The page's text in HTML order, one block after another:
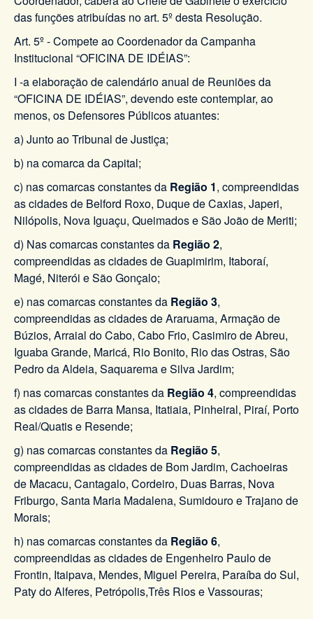
das funções atribuídas no art. 5º desta Resolução.
Art. 5º - Compete ao Coordenador da Campanha
Institucional “OFICINA DE IDÉIAS”:
I -a elaboração de calendário anual de Reuniões da
“OFICINA DE IDÉIAS”, devendo este contemplar, ao
menos, os Defensores Públicos atuantes:
a) Junto ao Tribunal de Justiça;
b) na comarca da Capital;
c) nas comarcas constantes da Região 1, compreendidas
as cidades de Belford Roxo, Duque de Caxias, Japeri,
Nilópolis, Nova Iguaçu, Queimados e São João de Meriti;
d) Nas comarcas constantes da Região 2,
compreendidas as cidades de Guapimirim, Itaboraí,
Magé, Niterói e São Gonçalo;
e) nas comarcas constantes da Região 3,
compreendidas as cidades de Araruama, Armação de
Búzios, Arraial do Cabo, Cabo Frio, Casimiro de Abreu,
Iguaba Grande, Maricá, Rio Bonito, Rio das Ostras, São
Pedro da Aldeia, Saquarema e Silva Jardim;
f) nas comarcas constantes da Região 4, compreendidas
as cidades de Barra Mansa, Itatiaia, Pinheiral, Piraí, Porto
Real/Quatis e Resende;
g) nas comarcas constantes da Região 5,
compreendidas as cidades de Bom Jardim, Cachoeiras
de Macacu, Cantagalo, Cordeiro, Duas Barras, Nova
Friburgo, Santa Maria Madalena, Sumidouro e Trajano de
Morais;
h) nas comarcas constantes da Região 6,
compreendidas as cidades de Engenheiro Paulo de
Frontin, Itaipava, Mendes, Miguel Pereira, Paraíba do Sul,
Paty do Alferes, Petrópolis,Três Rios e Vassouras;